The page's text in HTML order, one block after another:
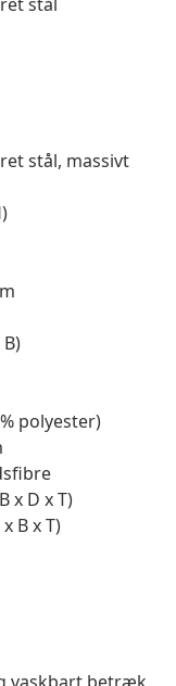
stål, massivt
polyester)
x D x T)
B x T)